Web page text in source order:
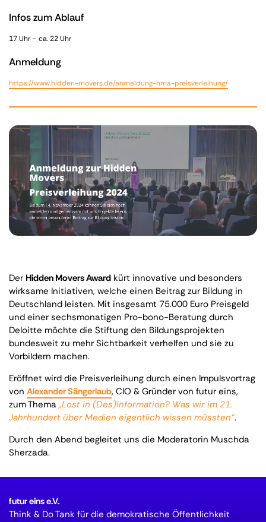
Infos zum Ablauf
17 Uhr – ca. 22 Uhr
Anmeldung
https://www.hidden-movers.de/anmeldung-hma-preisverleihung/
Der Hidden Movers Award kürt innovative und besonders
wirksame Initiativen, welche einen Beitrag zur Bildung in
Deutschland leisten. Mit insgesamt 75.000 Euro Preisgeld
und einer sechsmonatigen Pro-bono-Beratung durch
Deloitte möchte die Stiftung den Bildungsprojekten
bundesweit zu mehr Sichtbarkeit verhelfen und sie zu
Vorbildern machen.
Eröffnet wird die Preisverleihung durch einen Impulsvortrag
von Alexander Sängerlaub, CIO & Gründer von futur eins,
zum Thema „Lost in (Des)Information? Was wir im 21.
Jahrhundert über Medien eigentlich wissen müssten“.
Durch den Abend begleitet uns die Moderatorin Muschda
Sherzada.
futur eins e.V.
Think & Do Tank für die demokratische Öffentlichkeit